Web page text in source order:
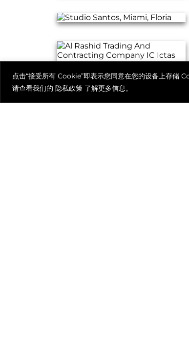
点击“接受所有 Cookie”即表示您同意在您的设备上存储
请查看我们的 隐私政策 了解更多信息。